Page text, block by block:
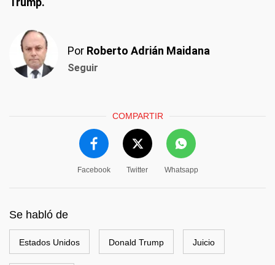
Por Roberto Adrián Maidana
Seguir
COMPARTIR
Facebook Twitter Whatsapp
Se habló de
Estados Unidos Donald Trump Juicio